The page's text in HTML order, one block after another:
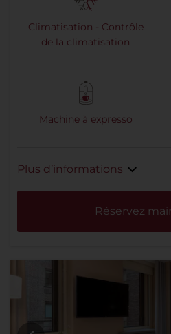
Climatisation - Contrôle
de la climatisation
Machine à expresso
Plus d’informations
Réservez